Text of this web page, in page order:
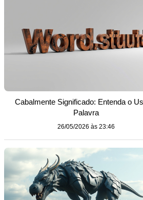
Cabalmente Significado: Entenda o
Palavra
26/05/2026 às 23:46